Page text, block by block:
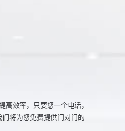
效率，只要您一个电话，
将为您免费提供门对门的